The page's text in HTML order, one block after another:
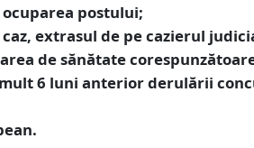
postului;
extrasul de pe cazierul
de sănătate
6 luni anterior derulării